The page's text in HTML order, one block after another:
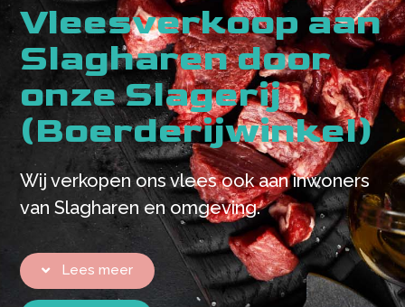
Vleesverkoop aan
Slagharen door
onze Slagerij
(Boerderijwinkel)
Wij verkopen ons vlees ook aan inwoners
van Slagharen en omgeving.
Lees meer